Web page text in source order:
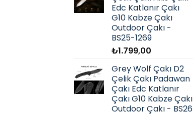
Edc Katlanır Çakı
G10 Kabze Çakı
Outdoor Çakı -
BS25-1269
₺1.799,00
Grey Wolf Çakı D2
Çelik Çakı Padawan
Çakı Edc Katlanır
Çakı G10 Kabze Çakı
Outdoor Çakı - BS26